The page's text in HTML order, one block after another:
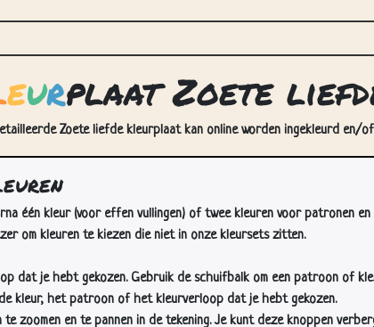
eurplaat Zoete
Zoete liefde kleurplaat kan online worden ingekleurd en/
één kleur (voor effen vullingen) of twee kleuren voor patronen en
om kleuren te kiezen die niet in onze kleursets zitten.
dat je hebt gekozen. Gebruik de schuifbalk om een patroon of
kleur, het patroon of het kleurverloop dat je hebt gekozen.
zoomen en te pannen in de tekening. Je kunt deze knoppen